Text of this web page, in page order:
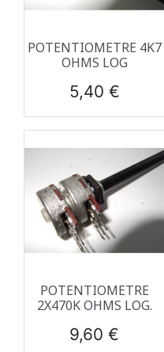
POTENTIOMETRE 4K7
OHMS LOG
Prix
5,40 €
POTENTIOMETRE
2X470K OHMS LOG.
Prix
9,60 €